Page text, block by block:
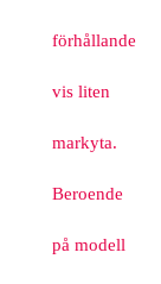
förhållande
vis liten
markyta.
Beroende
på modell